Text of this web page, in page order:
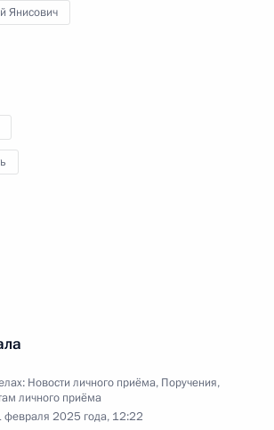
Янисович
Новости личного приёма, Поручения,
личного приёма
февраля 2025 года, 12:22